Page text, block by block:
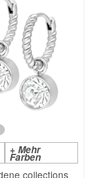
+ Mehr
Farben